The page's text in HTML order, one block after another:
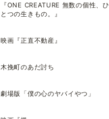
『ONE CREATURE 無数の個性、ひ
とつの生きもの。』
映画『正直不動産』
木挽町のあだ討ち
劇場版「僕の心のヤバイやつ」